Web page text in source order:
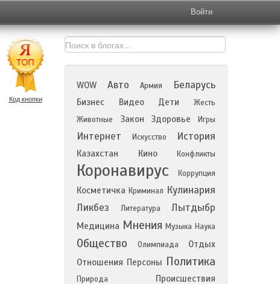
Войти
Код кнопки
WOW Авто Армия Беларусь
Бизнес Видео Дети
Жесть
Животные
Закон Здоровье Игры
Интернет Искусство История
Казахстан Кино Конфликты
Коронавирус Коррупция
Косметичка Криминал Кулинария
Ликбез
Литература Лытдыбр
Медицина Мнения Музыка Наука
Общество Олимпиада
Отдых
Отношения Персоны Политика
Природа
Происшествия